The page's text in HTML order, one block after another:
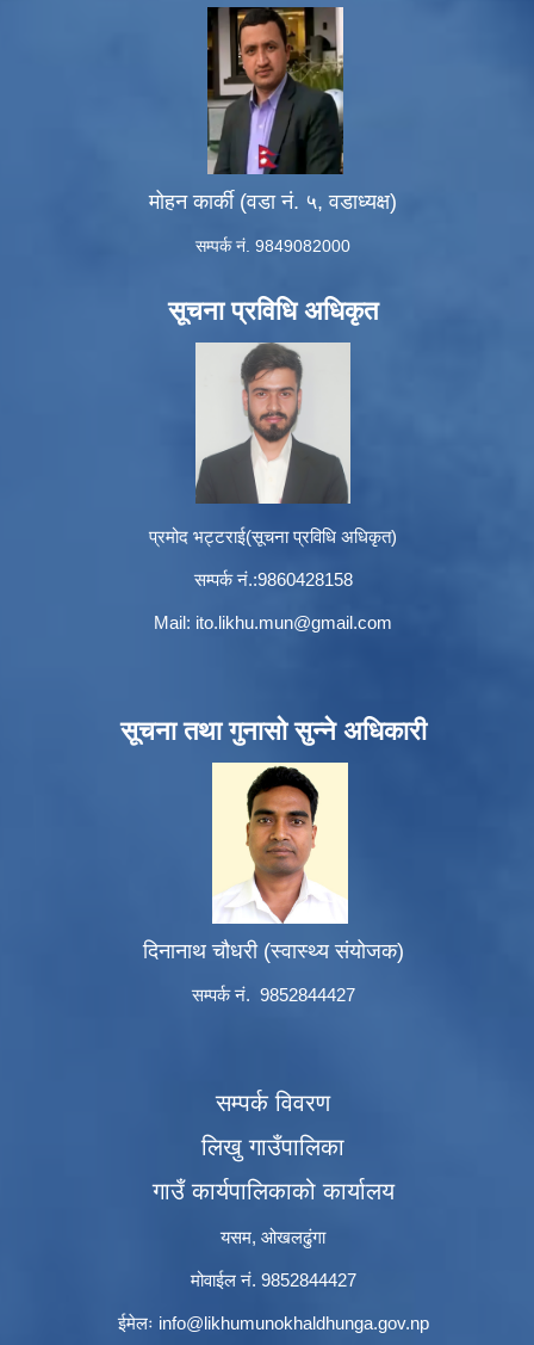
मोहन कार्की (वडा नं. ५, वडाध्यक्ष)
सम्पर्क नं. 9849082000
सूचना प्रविधि अधिकृत
प्रमोद भट्टराई(सूचना प्रविधि अधिकृत)
सम्पर्क नं.:9860428158
Mail: ito.likhu.mun@gmail.com
सूचना तथा गुनासो सुन्ने अधिकारी
दिनानाथ चौधरी (स्वास्थ्य संयोजक)
सम्पर्क नं. 9852844427
सम्पर्क विवरण
लिखु गाउँपालिका
गाउँ कार्यपालिकाको कार्यालय
यसम, ओखलढुंगा
मोवाईल नं. 9852844427
ईमेलः info@likhumunokhaldhunga.gov.np